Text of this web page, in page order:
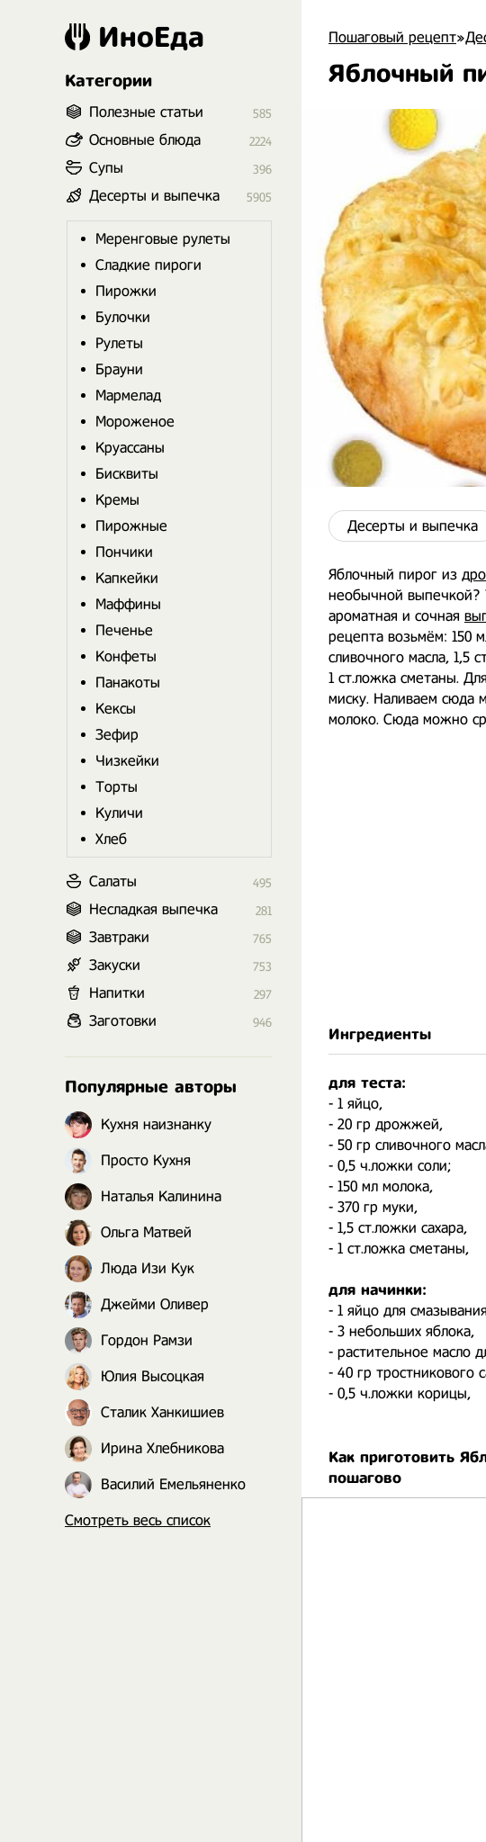
Пошаговый рецепт»
Яблочный
Десерты и выпечка
Яблочный пирог из
необычной выпечкой?
ароматная и сочная
рецепта возьмём: 150
сливочного масла, 1,5
1 ст.ложка сметаны.
миску. Наливаем сюда
молоко. Сюда можно
Ингредиенты
для теста:
- 1 яйцо,
- 20 гр дрожжей,
- 50 гр сливочного
- 0,5 ч.ложки соли;
- 150 мл молока,
- 370 гр муки,
- 1,5 ст.ложки сахара,
- 1 ст.ложка сметаны,
для начинки:
- 1 яйцо для
- 3 небольших яблока,
- растительное масло
- 40 гр тростникового
- 0,5 ч.ложки корицы,
Как приготовить
пошагово
ИноЕда
Категории
Полезные статьи 585
Основные блюда 2224
Супы 396
Десерты и выпечка 5905
Меренговые рулеты
Сладкие пироги
Пирожки
Булочки
Рулеты
Брауни
Мармелад
Мороженое
Круассаны
Бисквиты
Кремы
Пирожные
Пончики
Капкейки
Маффины
Печенье
Конфеты
Панакоты
Кексы
Зефир
Чизкейки
Торты
Куличи
Хлеб
Салаты 495
Несладкая выпечка 281
Завтраки 765
Закуски 753
Напитки 297
Заготовки 946
Популярные авторы
Кухня наизнанку
Просто Кухня
Наталья Калинина
Ольга Матвей
Люда Изи Кук
Джейми Оливер
Гордон Рамзи
Юлия Высоцкая
Сталик Ханкишиев
Ирина Хлебникова
Василий Емельяненко
Смотреть весь список